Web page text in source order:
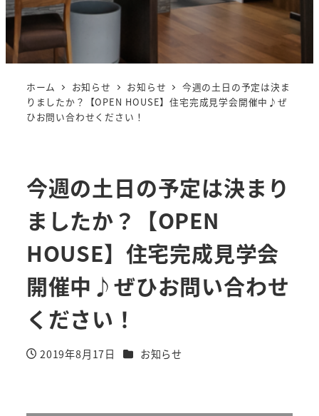
ホーム お知らせ お知らせ
今週の土日の予定は決ま
りましたか？【OPEN HOUSE】住宅完成見学会開催中♪ぜ
ひお問い合わせください！
今週の土日の予定は決まり
ましたか？【OPEN
HOUSE】住宅完成見学会
開催中♪ぜひお問い合わせ
ください！
投稿日
2019年8月17日 カテゴリー
お知らせ